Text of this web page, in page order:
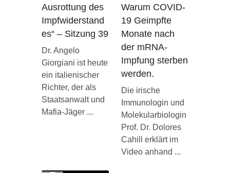
Ausrottung des
Impfwiderstand
es“ – Sitzung 39
Dr. Angelo
Giorgiani ist heute
ein italienischer
Richter, der als
Staatsanwalt und
Mafia-Jäger ...
Warum COVID-
19 Geimpfte
Monate nach
der mRNA-
Impfung sterben
werden.
Die irische
Immunologin und
Molekularbiologin
Prof. Dr. Dolores
Cahill erklärt im
Video anhand ...